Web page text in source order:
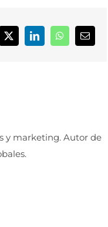
X LinkedInWhatsAppCorreo
y marketing. Autor de